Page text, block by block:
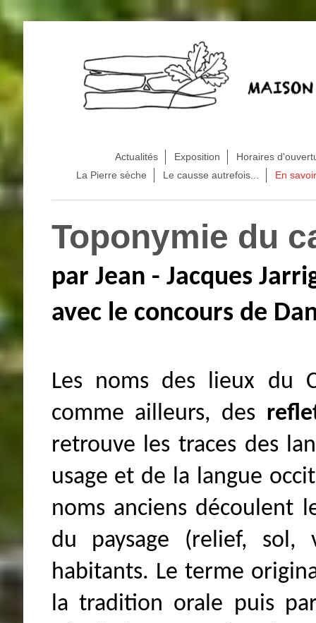
Actualités Exposition
Horaires
La Pierre sèche
Le causse autrefois... En
Toponymie du
par Jean - Jacques
avec le concours de
Les noms des lieux du
comme ailleurs, des
retrouve les traces des
usage et de la langue
noms anciens découlent
du paysage (relief, sol,
habitants. Le terme
la tradition orale puis